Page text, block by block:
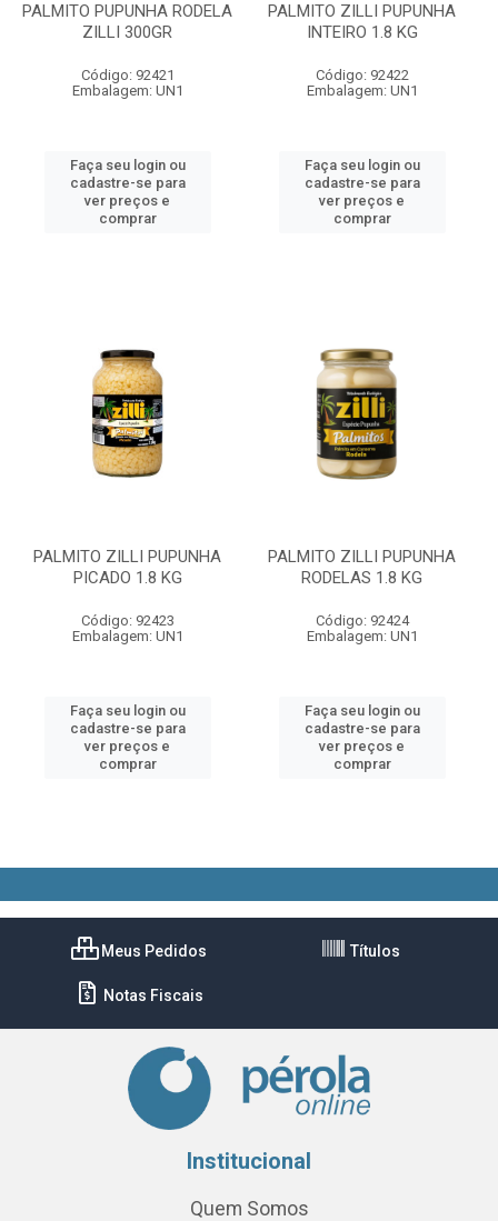
PALMITO PUPUNHA RODELA
ZILLI 300GR
Código: 92421
Embalagem: UN1
Faça seu login ou
cadastre-se para
ver preços e
comprar
PALMITO ZILLI PUPUNHA
INTEIRO 1.8 KG
Código: 92422
Embalagem: UN1
Faça seu login ou
cadastre-se para
ver preços e
comprar
PALMITO ZILLI PUPUNHA
PICADO 1.8 KG
Código: 92423
Embalagem: UN1
Faça seu login ou
cadastre-se para
ver preços e
comprar
PALMITO ZILLI PUPUNHA
RODELAS 1.8 KG
Código: 92424
Embalagem: UN1
Faça seu login ou
cadastre-se para
ver preços e
comprar
Meus Pedidos Títulos
Notas Fiscais
Institucional
Quem Somos